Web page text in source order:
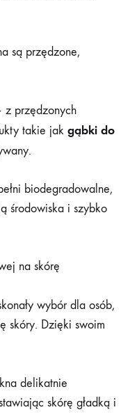
są przędzone,
z przędzonych
takie jak gąbki do
biodegradowalne,
środowiska i szybko
na skórę
wybór dla osób,
skóry. Dzięki swoim
delikatnie
skórę gładką i